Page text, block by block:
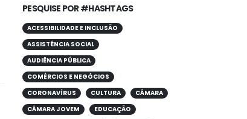
PESQUISE POR #HASHTAGS
ACESSIBILIDADE E INCLUSÃO
ASSISTÊNCIA SOCIAL
AUDIÊNCIA PÚBLICA
COMÉRCIOS E NEGÓCIOS
CORONAVÍRUS
CULTURA
CÂMARA
CÂMARA JOVEM
EDUCAÇÃO